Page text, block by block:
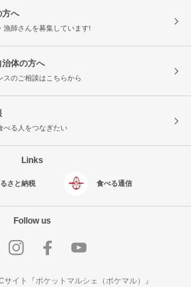
方へ
漁師さんを募集しています!
治体の方へ
スのご相談はこちらから
べる人をつなぎたい
Links
さと納税 食べる通信
Follow us
イト『ポケットマルシェ（ポケマル）』